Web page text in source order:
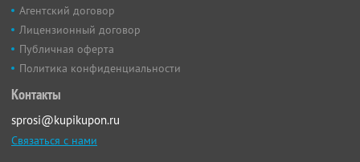
Агентский договор
Лицензионный договор
Публичная оферта
Политика конфиденциальности
Контакты
sprosi@kupikupon.ru
Связаться с нами